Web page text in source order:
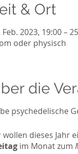
& Ort
Feb. 2023, 19:00 –
oder physisch
die
psychedelische
wollen dieses Jahr
im Monat zum